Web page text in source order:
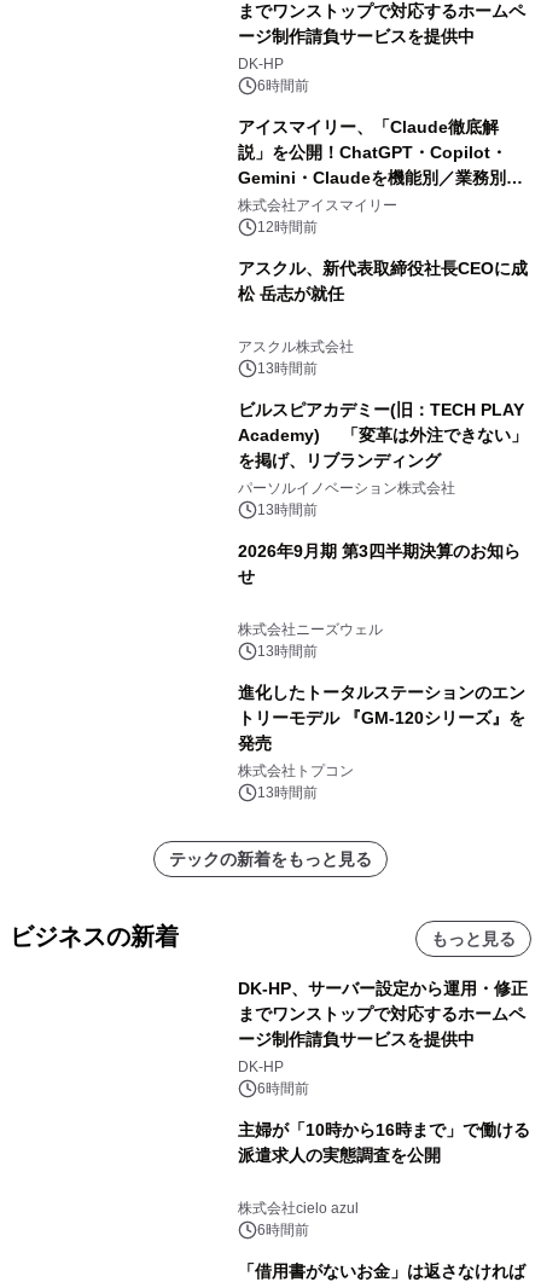
までワンストップで対応するホームペ
ージ制作請負サービスを提供中
DK-HP
6時間前
アイスマイリー、「Claude徹底解
説」を公開！ChatGPT・Copilot・
Gemini・Claudeを機能別／業務別に
比較―自社に合う生成AIの選び方がわ
かる実践ガイド
株式会社アイスマイリー
12時間前
アスクル、新代表取締役社長CEOに成
松 岳志が就任
アスクル株式会社
13時間前
ビルスピアカデミー(旧：TECH PLAY
Academy) 「変革は外注できない」
を掲げ、リブランディング
パーソルイノベーション株式会社
13時間前
2026年9月期 第3四半期決算のお知ら
せ
株式会社ニーズウェル
13時間前
進化したトータルステーションのエン
トリーモデル 『GM-120シリーズ』を
発売
株式会社トプコン
13時間前
テックの新着をもっと見る
ビジネスの新着 もっと見る
DK-HP、サーバー設定から運用・修正
までワンストップで対応するホームペ
ージ制作請負サービスを提供中
DK-HP
6時間前
主婦が「10時から16時まで」で働ける
派遣求人の実態調査を公開
株式会社cielo azul
6時間前
「借用書がないお金」は返さなければ